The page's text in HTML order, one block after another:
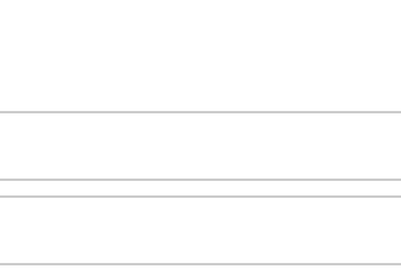
já conhece.
não altera saldos, apenas amplia